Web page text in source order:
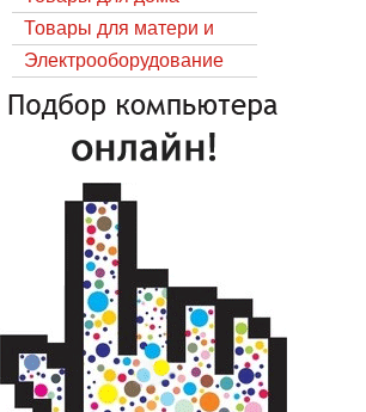
Товары для матери и
ребёнка
Электрооборудование